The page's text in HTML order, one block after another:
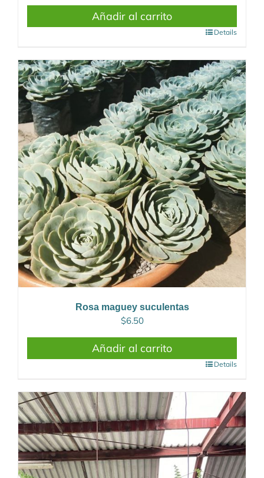
Añadir al carrito
Details
Rosa maguey suculentas
$6.50
Añadir al carrito
Details